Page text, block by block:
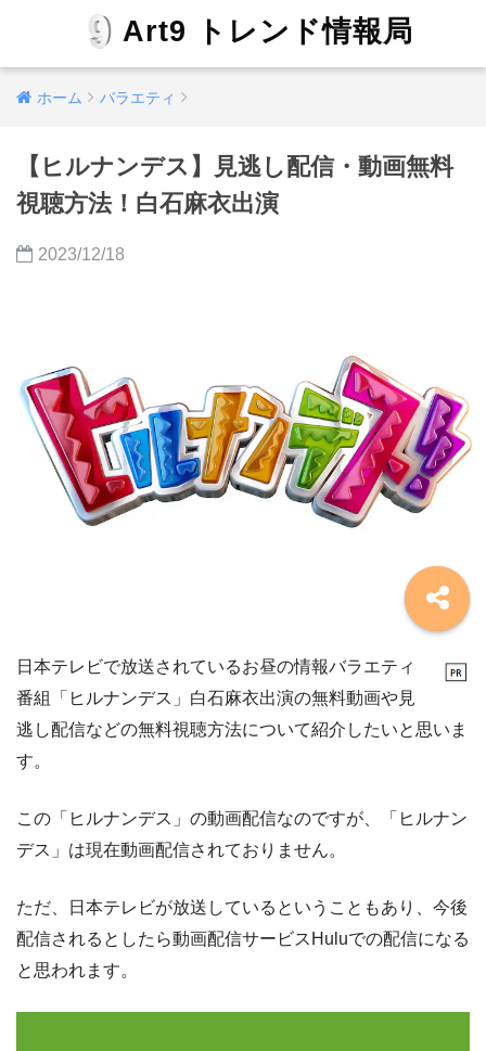
Art9 トレンド情報局
ホーム バラエティ
【ヒルナンデス】見逃し配信・動画無料
視聴方法！白石麻衣出演
2023/12/18
日本テレビで放送されているお昼の情報バラエティ
番組「ヒルナンデス」白石麻衣出演の無料動画や見
逃し配信などの無料視聴方法について紹介したいと思いま
す。
この「ヒルナンデス」の動画配信なのですが、「ヒルナン
デス」は現在動画配信されておりません。
ただ、日本テレビが放送しているということもあり、今後
配信されるとしたら動画配信サービスHuluでの配信になる
と思われます。